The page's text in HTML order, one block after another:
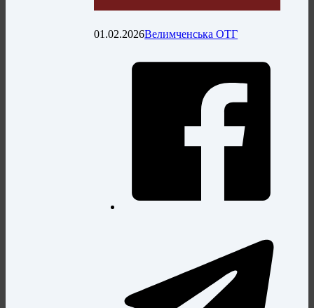
01.02.2026Велимченська ОТГ